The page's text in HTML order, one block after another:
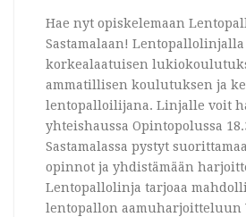
Hae nyt opiskelemaan
Sastamalaan!
korkealaatuisen
ammatillisen koulutuksen ja
lentopalloilijana. Linjalle voit
yhteishaussa Opintopolussa
Sastamalassa pystyt
opinnot ja yhdistämään
Lentopallolinja tarjoaa
lentopallon aamuharjoitteluun